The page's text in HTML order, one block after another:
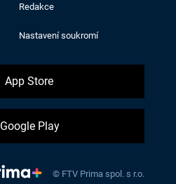
Redakce
Nastavení soukromí
App Store
Google Play
© FTV Prima spol. s r.o.